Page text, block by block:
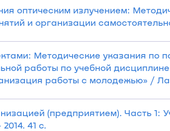
оптическим излучением:
и организации
Методические указания по
работы по учебной
работы с молодежью» /
(предприятием). Часть 1:
41 с.